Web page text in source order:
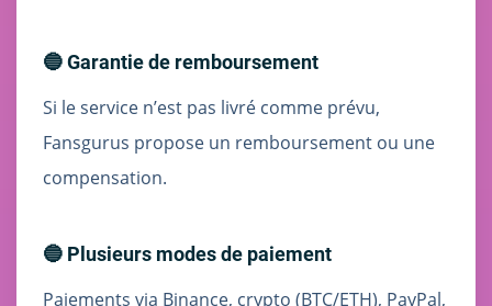
🔵 Garantie de remboursement
Si le service n’est pas livré comme prévu,
Fansgurus propose un remboursement ou une
compensation.
🔵 Plusieurs modes de paiement
Paiements via Binance, crypto (BTC/ETH), PayPal,